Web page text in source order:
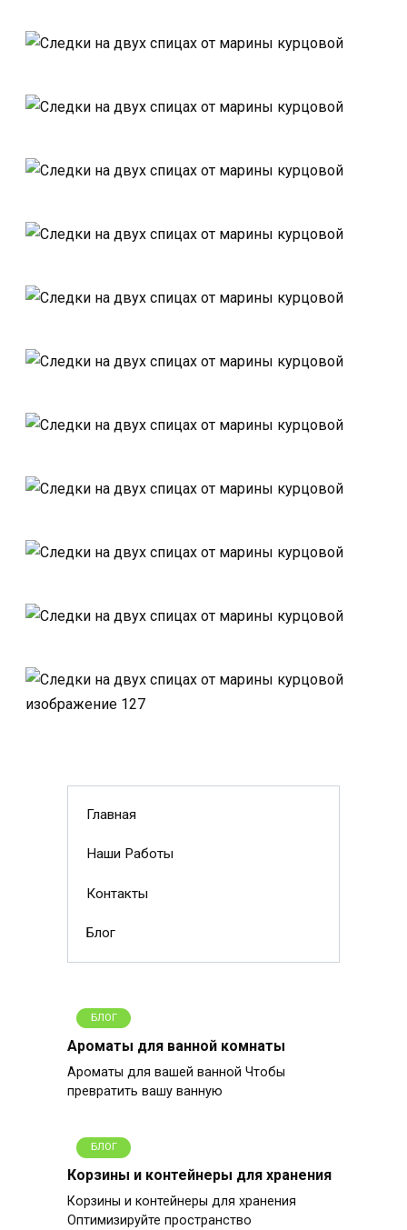
Главная
Наши Работы
Контакты
Блог
БЛОГ
Ароматы для ванной комнаты
Ароматы для вашей ванной Чтобы
превратить вашу ванную
БЛОГ
Корзины и контейнеры для хранения
Корзины и контейнеры для хранения
Оптимизируйте пространство